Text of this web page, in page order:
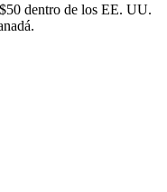
dentro de los EE. UU.